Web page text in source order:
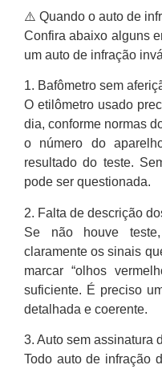
⚠️ Quando o auto de
Confira abaixo alguns
um auto de infração
1. Bafômetro sem
O etilômetro usado
dia, conforme normas
o número do
resultado do teste.
pode ser questionada.
2. Falta de descrição
Se não houve
claramente os sinais
marcar “olhos
suficiente. É preciso
detalhada e coerente.
3. Auto sem assinatura
Todo auto de infração